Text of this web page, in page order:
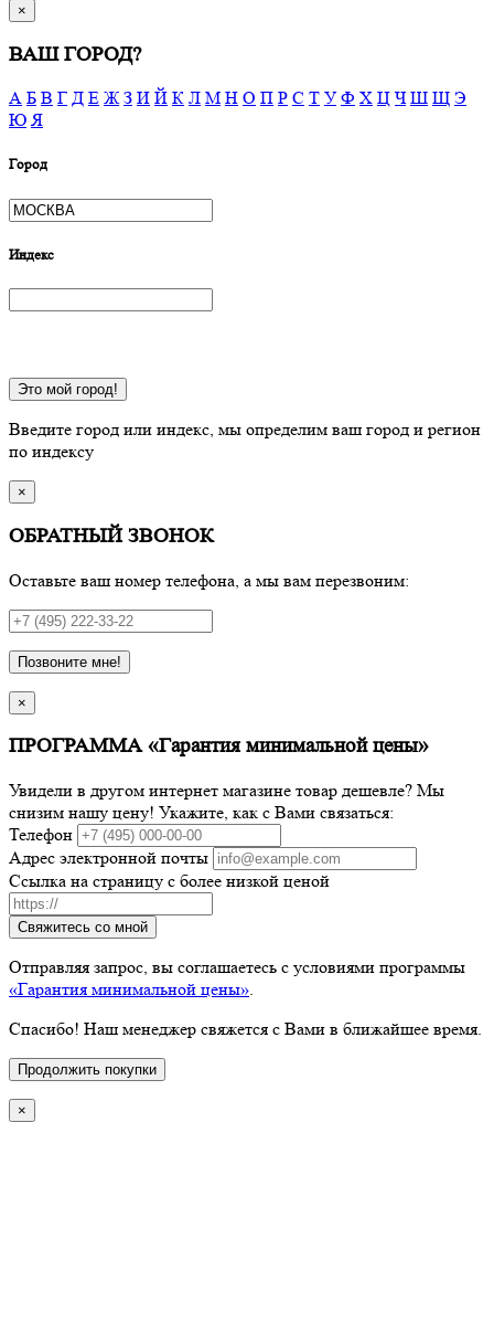
×
ВАШ ГОРОД?
А Б В Г Д Е Ж З И Й К Л М Н О П Р С Т У Ф Х Ц Ч Ш Щ Э
Ю Я
Город
Индекс
Это мой город!
Введите город или индекс, мы определим ваш город и регион
по индексу
×
ОБРАТНЫЙ ЗВОНОК
Оставьте ваш номер телефона, а мы вам перезвоним:
Позвоните мне!
×
ПРОГРАММА «Гарантия минимальной цены»
Увидели в другом интернет магазине товар дешевле? Мы
снизим нашу цену! Укажите, как с Вами связаться:
Телефон
Адрес электронной почты
Ссылка на страницу с более низкой ценой
Свяжитесь со мной
Отправляя запрос, вы соглашаетесь с условиями программы
«Гарантия минимальной цены».
Спасибо! Наш менеджер свяжется с Вами в ближайшее время.
Продолжить покупки
×